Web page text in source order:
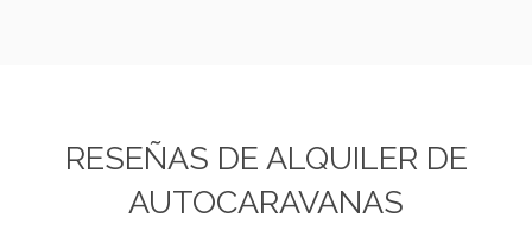
RESEÑAS DE ALQUILER DE
AUTOCARAVANAS